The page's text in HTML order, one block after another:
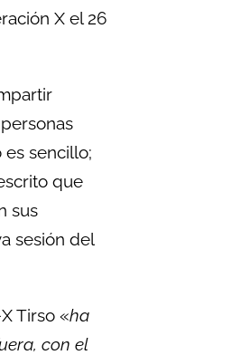
X el 26
sencillo;
que
sus
sesión del
Tirso «ha
con el